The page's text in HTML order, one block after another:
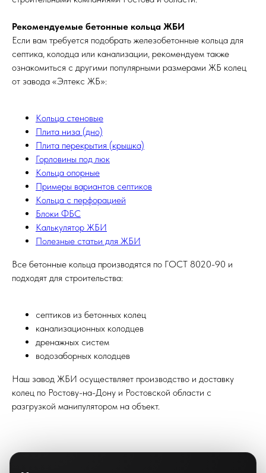
Рекомендуемые бетонные кольца ЖБИ
Если вам требуется подобрать железобетонные кольца для
септика, колодца или канализации, рекомендуем также
ознакомиться с другими популярными размерами ЖБ колец
от завода «Элтекс ЖБ»:
Кольца стеновые
Плита низа (дно)
Плита перекрытия (крышка)
Горловины под люк
Кольца опорные
Примеры вариантов септиков
Кольца с перфорацией
Блоки ФБС
Калькулятор ЖБИ
Полезные статьи для ЖБИ
Все бетонные кольца производятся по ГОСТ 8020-90 и
подходят для строительства:
септиков из бетонных колец
канализационных колодцев
дренажных систем
водозаборных колодцев
Наш завод ЖБИ осуществляет производство и доставку
колец по Ростову-на-Дону и Ростовской области с
разгрузкой манипулятором на объект.